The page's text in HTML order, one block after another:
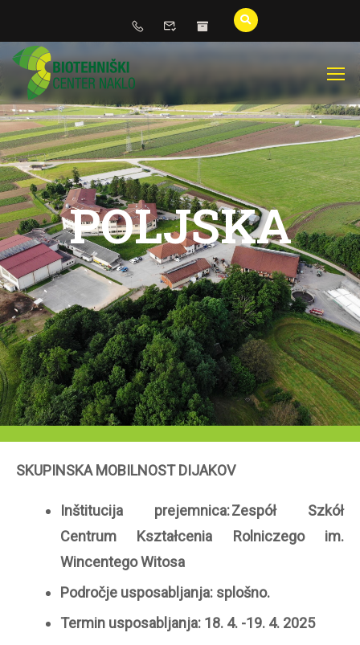
POLJSKA
SKUPINSKA MOBILNOST DIJAKOV
Inštitucija prejemnica:Zespół Szkół
Centrum Kształcenia Rolniczego im.
Wincentego Witosa
Področje usposabljanja: splošno.
Termin usposabljanja: 18. 4. -19. 4. 2025